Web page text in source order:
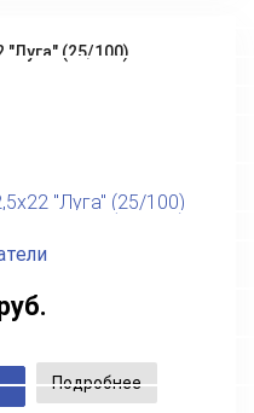
"Луга" (25/100)
Подробнее